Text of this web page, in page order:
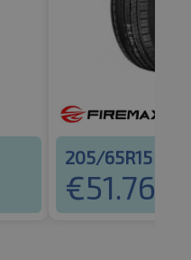
205/65R15 94V
€51.76